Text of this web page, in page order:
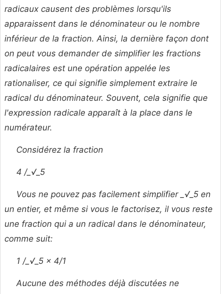
radicaux causent des problèmes lorsqu'ils
apparaissent dans le dénominateur ou le nombre
inférieur de la fraction. Ainsi, la dernière façon dont
on peut vous demander de simplifier les fractions
radicalaires est une opération appelée les
rationaliser, ce qui signifie simplement extraire le
radical du dénominateur. Souvent, cela signifie que
l'expression radicale apparaît à la place dans le
numérateur.
Considérez la fraction
4 /_√_5
Vous ne pouvez pas facilement simplifier _√_5 en
un entier, et même si vous le factorisez, il vous reste
une fraction qui a un radical dans le dénominateur,
comme suit:
1 /_√_5 × 4/1
Aucune des méthodes déjà discutées ne